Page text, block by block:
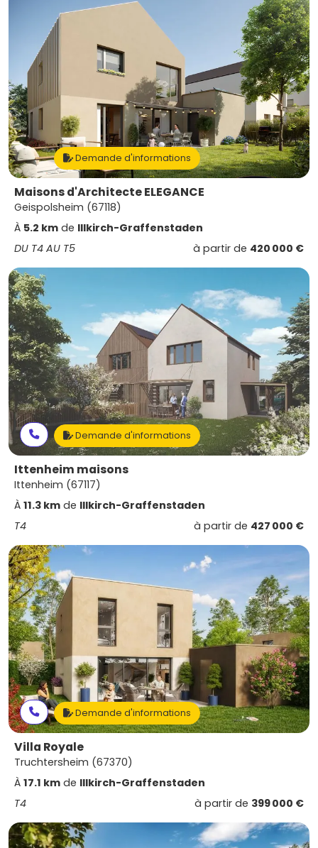
Demande d'informations
Maisons d'Architecte ELEGANCE
Geispolsheim (67118)
À 5.2 km de Illkirch-Graffenstaden
DU T4 AU T5
à partir de 420 000 €
Demande d'informations
Ittenheim maisons
Ittenheim (67117)
À 11.3 km de Illkirch-Graffenstaden
T4
à partir de 427 000 €
Demande d'informations
Villa Royale
Truchtersheim (67370)
À 17.1 km de Illkirch-Graffenstaden
T4
à partir de 399 000 €